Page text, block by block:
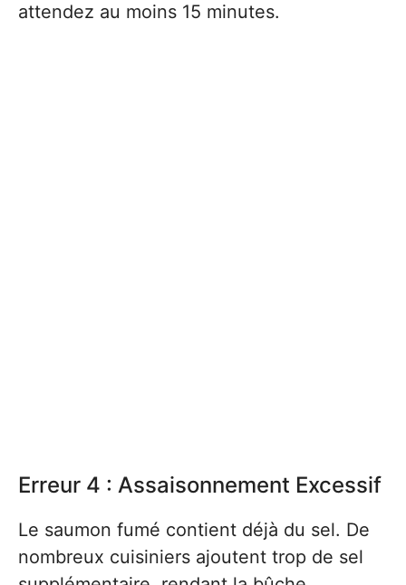
attendez au moins 15 minutes.
Erreur 4 : Assaisonnement Excessif
Le saumon fumé contient déjà du sel. De
nombreux cuisiniers ajoutent trop de sel